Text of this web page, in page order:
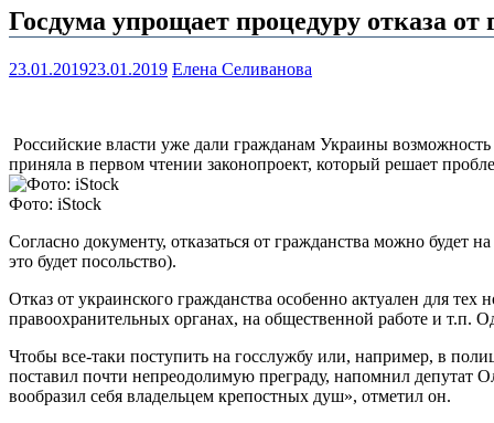
Госдума упрощает процедуру отказа
23.01.201923.01.2019 Елена Селиванова
Российские власти уже дали гражданам Украины
приняла в первом чтении законопроект, который решает
Фото: iStock
Согласно документу, отказаться от гражданства можно будет
это будет посольство).
Отказ от украинского гражданства особенно актуален для
правоохранительных органах, на общественной работе и т.п.
Чтобы все-таки поступить на госслужбу или, например, в
поставил почти непреодолимую преграду, напомнил депутат
вообразил себя владельцем крепостных душ», отметил он.